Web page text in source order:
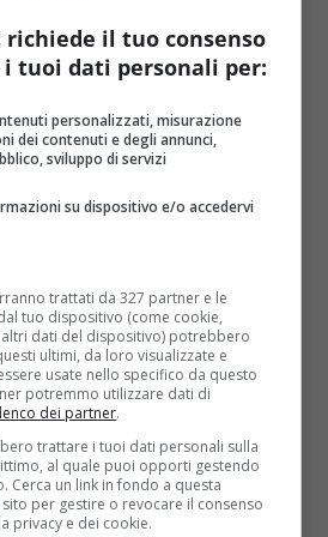
la polemica sul
prova
26/06/2017
esami scritti per la Maturità
i liceali e gli...
il tuo consenso
tuoi dati personali per:
personalizzati, misurazione
dei contenuti e degli annunci,
sviluppo di servizi
su dispositivo e/o accedervi
trattati da 327 partner e le
tuo dispositivo (come cookie,
dati del dispositivo) potrebbero
ultimi, da loro visualizzate e
usate nello specifico da questo
potremmo utilizzare dati di
dei partner.
trattare i tuoi dati personali sulla
al quale puoi opporti gestendo
Cerca un link in fondo a questa
per gestire o revocare il consenso
privacy e dei cookie.